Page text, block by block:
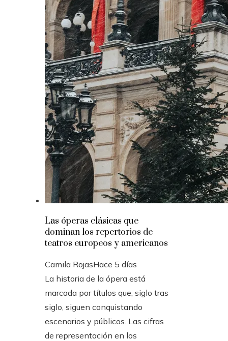
Las óperas clásicas que
dominan los repertorios de
teatros europeos y americanos
Camila RojasHace 5 días
La historia de la ópera está
marcada por títulos que, siglo tras
siglo, siguen conquistando
escenarios y públicos. Las cifras
de representación en los